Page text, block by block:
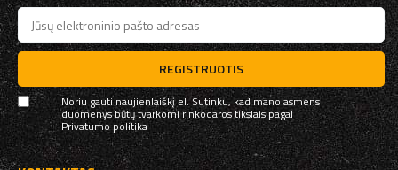
REGISTRUOTIS
Noriu gauti naujienlaiškį el. Sutinku, kad mano asmens
duomenys būtų tvarkomi rinkodaros tikslais pagal
Privatumo politika